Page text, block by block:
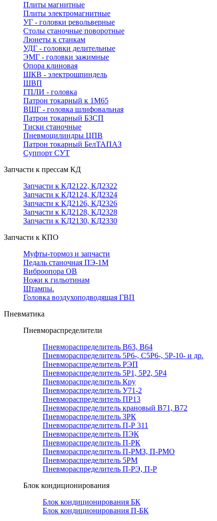
Плиты магнитные
Плиты электромагнитные
УГ - головки револьверные
Столы станочные поворотные
Люнеты к станкам
УДГ - головки делительные
ЭМГ - головки зажимные
Опора клиновая
ШКВ - электрошпиндель
ШВП
ГПЛИ - головка
Патрон токарный к 1М65
ВШГ - головка шлифовальная
Патрон токарный БЗСП
Тиски станочные
Пневмоцилиндры ЦПВ
Патрон токарный БелТАПАЗ
Суппорт СУТ
Запчасти к прессам КД
Запчасти к КД2122, КД2322
Запчасти к КД2124, КД2324
Запчасти к КД2126, КД2326
Запчасти к КД2128, КД2328
Запчасти к КД2130, КД2330
Запчасти к КПО
Муфты-тормоз и запчасти
Педаль станочная ПЭ-1М
Виброопора ОВ
Ножи к гильотинам
Штампы.
Головка воздухоподводящая ГВП
Пневматика
Пневмораспределители
Пневмораспределитель В63, В64
Пневмораспределитель 5Р6-, С5Р6-, 5Р-10- и др.
Пневмораспределитель РЭП
Пневмораспределитель 5Р1, 5Р2, 5Р4
Пневмораспределитель Кру
Пневмораспределитель У71-2
Пневмораспределитель ПР13
Пневмораспределитель крановый В71, В72
Пневмораспределитель 3РК
Пневмораспределитель П-Р 311
Пневмораспределитель ПЭК
Пневмораспределитель П-РК
Пневмораспределитель П-РМЗ, П-РМО
Пневмораспределитель 5РМ
Пневмораспределитель П-РЭ, П-Р
Блок кондиционирования
Блок кондиционирования БК
Блок кондиционирования П-БК